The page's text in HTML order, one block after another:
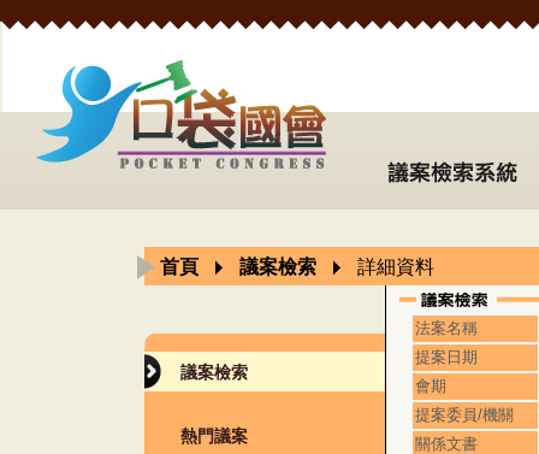
首頁 議案檢索 詳細資料
議案檢索
熱門議案
法案名稱
提案日期
會期
提案委員/機關
關係文書